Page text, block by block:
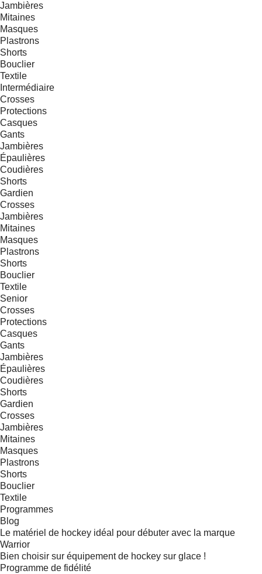
Jambières
Mitaines
Masques
Plastrons
Shorts
Bouclier
Textile
Intermédiaire
Crosses
Protections
Casques
Gants
Jambières
Épaulières
Coudières
Shorts
Gardien
Crosses
Jambières
Mitaines
Masques
Plastrons
Shorts
Bouclier
Textile
Senior
Crosses
Protections
Casques
Gants
Jambières
Épaulières
Coudières
Shorts
Gardien
Crosses
Jambières
Mitaines
Masques
Plastrons
Shorts
Bouclier
Textile
Programmes
Blog
Le matériel de hockey idéal pour débuter avec la marque
Warrior
Bien choisir sur équipement de hockey sur glace !
Programme de fidélité